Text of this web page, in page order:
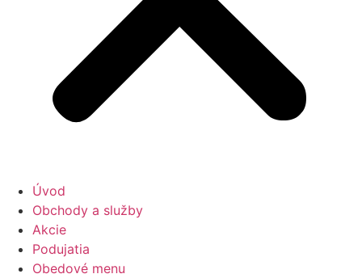
Úvod
Obchody a služby
Akcie
Podujatia
Obedové menu